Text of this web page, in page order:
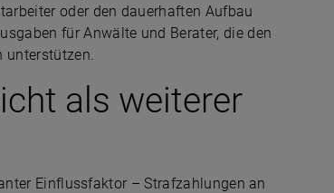
oder den dauerhaften Aufbau
für Anwälte und Berater, die den
unterstützen.
als weiterer
Einflussfaktor – Strafzahlungen an